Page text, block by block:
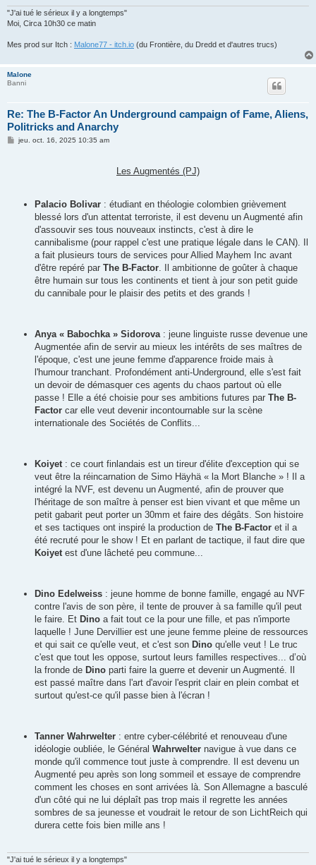
"J'ai tué le sérieux il y a longtemps"
Moi, Circa 10h30 ce matin
Mes prod sur Itch : Malone77 - itch.io (du Frontière, du Dredd et d'autres trucs)
Malone
Banni
Re: The B-Factor An Underground campaign of Fame, Aliens,
Politricks and Anarchy
Mjeu. oct. 16, 2025 10:35 am
Les Augmentés (PJ)
Palacio Bolivar : étudiant en théologie colombien grièvement
blessé lors d'un attentat terroriste, il est devenu un Augmenté afin
d'assouvir ses tous nouveaux instincts, c'est à dire le
cannibalisme (pour rappel c'est une pratique légale dans le CAN). Il
a fait plusieurs tours de services pour Allied Mayhem Inc avant
d'être repéré par The B-Factor . Il ambitionne de goûter à chaque
être humain sur tous les continents et tient à jour son petit guide
du cannibale pour le plaisir des petits et des grands !
Anya « Babochka » Sidorova : jeune linguiste russe devenue une
Augmentée afin de servir au mieux les intérêts de ses maîtres de
l'époque, c'est une jeune femme d'apparence froide mais à
l'humour tranchant. Profondément anti-Underground, elle s'est fait
un devoir de démasquer ces agents du chaos partout où elle
passe ! Elle a été choisie pour ses ambitions futures par The B-
Factor car elle veut devenir incontournable sur la scène
internationale des Sociétés de Conflits...
Koiyet : ce court finlandais est un tireur d'élite d'exception qui se
veut être la réincarnation de Simo Häyhä « la Mort Blanche » ! Il a
intégré la NVF, est devenu un Augmenté, afin de prouver que
l'héritage de son maître à penser est bien vivant et que même un
petit gabarit peut porter un 30mm et faire des dégâts. Son histoire
et ses tactiques ont inspiré la production de The B-Factor et il a
été recruté pour le show ! Et en parlant de tactique, il faut dire que
Koiyet est d'une lâcheté peu commune...
Dino Edelweiss : jeune homme de bonne famille, engagé au NVF
contre l'avis de son père, il tente de prouver à sa famille qu'il peut
le faire. Et Dino a fait tout ce la pour une fille, et pas n'importe
laquelle ! June Dervillier est une jeune femme pleine de ressources
et qui sait ce qu'elle veut, et c'est son Dino qu'elle veut ! Le truc
c'est que tout les oppose, surtout leurs familles respectives... d’où
la fronde de Dino parti faire la guerre et devenir un Augmenté. Il
est passé maître dans l'art d'avoir l'esprit clair en plein combat et
surtout qu'est-ce qu'il passe bien à l'écran !
Tanner Wahrwelter : entre cyber-célébrité et renouveau d'une
idéologie oubliée, le Général Wahrwelter navigue à vue dans ce
monde qu'il commence tout juste à comprendre. Il est devenu un
Augmenté peu après son long sommeil et essaye de comprendre
comment les choses en sont arrivées là. Son Allemagne a basculé
d'un côté qui ne lui déplaît pas trop mais il regrette les années
sombres de sa jeunesse et voudrait le retour de son LichtReich qui
durera cette fois bien mille ans !
"J'ai tué le sérieux il y a longtemps"